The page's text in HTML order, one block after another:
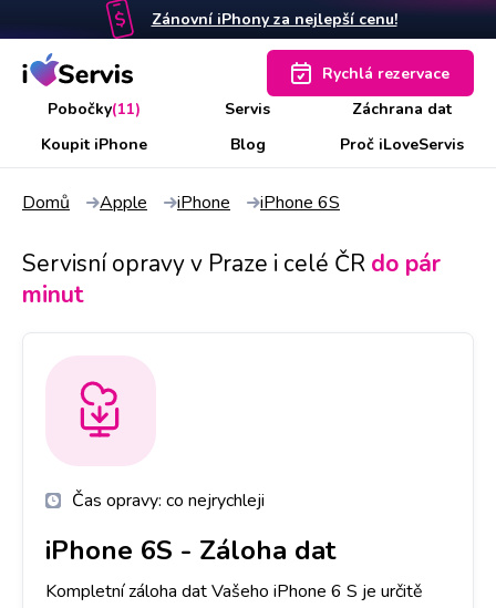
Zánovní iPhony za nejlepší cenu!
Pobočky(11) Servis
Záchrana dat
Koupit iPhone
Blog Proč iLoveServis
Rychlá rezervace
Domů Apple iPhone iPhone 6S
Servisní opravy v Praze i celé ČR do pár
minut
Čas opravy: co nejrychleji
iPhone 6S - Záloha dat
Kompletní záloha dat Vašeho iPhone 6 S je určitě